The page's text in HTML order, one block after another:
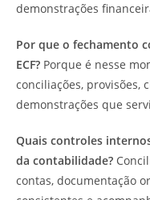
demonstrações
Por que o fechamento
ECF? Porque é nesse
conciliações, provisões,
demonstrações que
Quais controles
da contabilidade?
contas, documentação